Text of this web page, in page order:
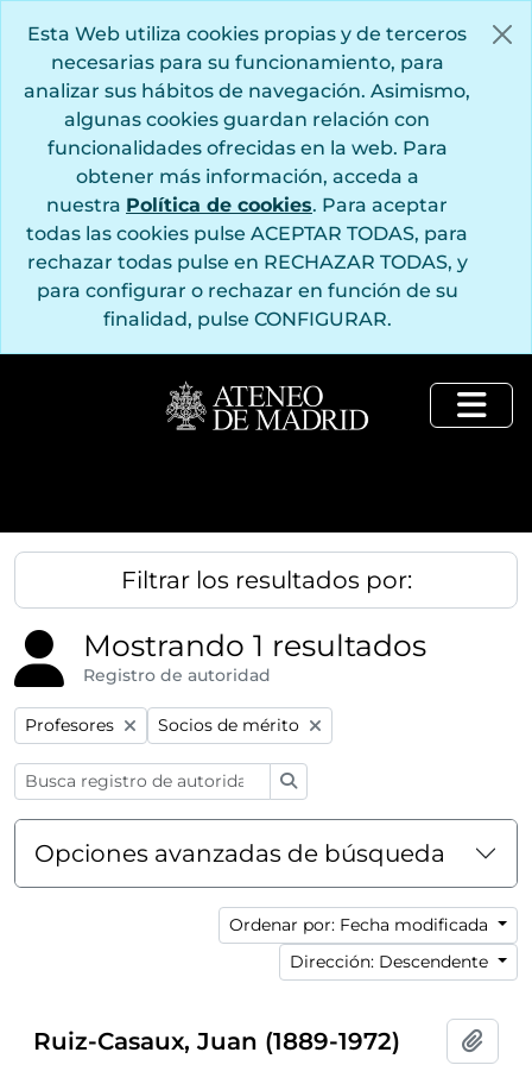
Esta Web utiliza cookies propias y de terceros
necesarias para su funcionamiento, para
analizar sus hábitos de navegación. Asimismo,
algunas cookies guardan relación con
funcionalidades ofrecidas en la web. Para
obtener más información, acceda a
nuestra Política de cookies. Para aceptar
todas las cookies pulse ACEPTAR TODAS, para
rechazar todas pulse en RECHAZAR TODAS, y
para configurar o rechazar en función de su
finalidad, pulse CONFIGURAR.
Filtrar los resultados por:
Mostrando 1 resultados
Registro de autoridad
Remove filter:
Profesores Remove filter:
Socios de mérito
Opciones avanzadas de búsqueda
Ordenar por: Fecha modificada
Dirección: Descendente
Ruiz-Casaux, Juan (1889-1972)